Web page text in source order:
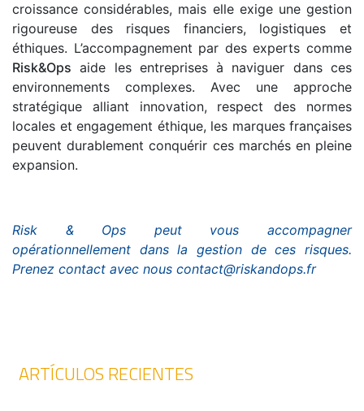
croissance considérables, mais elle exige une gestion
rigoureuse des risques financiers, logistiques et
éthiques. L’accompagnement par des experts comme
Risk&Ops aide les entreprises à naviguer dans ces
environnements complexes. Avec une approche
stratégique alliant innovation, respect des normes
locales et engagement éthique, les marques françaises
peuvent durablement conquérir ces marchés en pleine
expansion.
Risk & Ops peut vous accompagner
opérationnellement dans la gestion de ces risques.
Prenez contact avec nous contact@riskandops.fr
ARTÍCULOS RECIENTES